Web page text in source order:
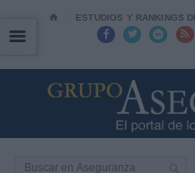
⌂ ESTUDIOS Y RANKINGS
   
☰
☰